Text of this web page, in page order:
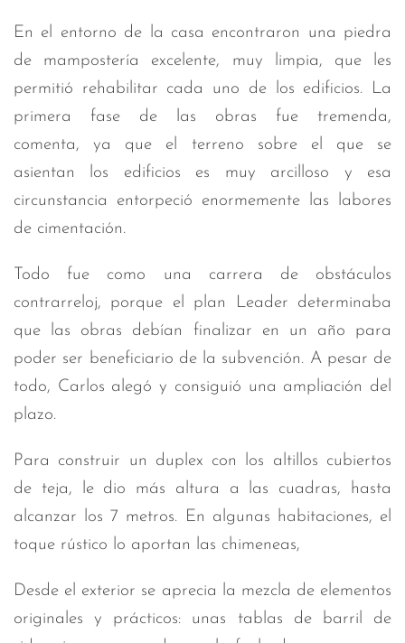
En el entorno de la casa encontraron una piedra
de mampostería excelente, muy limpia, que les
permitió rehabilitar cada uno de los edificios. La
primera fase de las obras fue tremenda,
comenta, ya que el terreno sobre el que se
asientan los edificios es muy arcilloso y esa
circunstancia entorpeció enormemente las labores
de cimentación.
Todo fue como una carrera de obstáculos
contrarreloj, porque el plan Leader determinaba
que las obras debían finalizar en un año para
poder ser beneficiario de la subvención. A pesar de
todo, Carlos alegó y consiguió una ampliación del
plazo.
Para construir un duplex con los altillos cubiertos
de teja, le dio más altura a las cuadras, hasta
alcanzar los 7 metros. En algunas habitaciones, el
toque rústico lo aportan las chimeneas,
Desde el exterior se aprecia la mezcla de elementos
originales y prácticos: unas tablas de barril de